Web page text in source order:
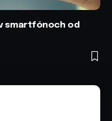
smartfónoch od